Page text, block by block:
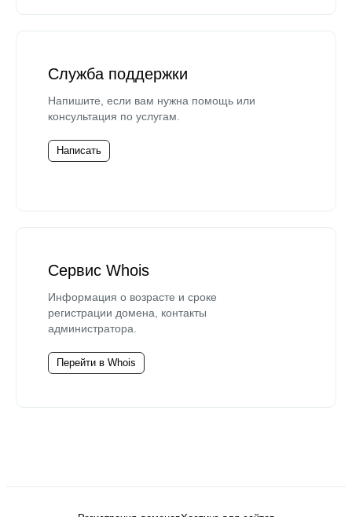
Служба поддержки
Напишите, если вам нужна помощь или
консультация по услугам.
Написать
Сервис Whois
Информация о возрасте и сроке
регистрации домена, контакты
администратора.
Перейти в Whois